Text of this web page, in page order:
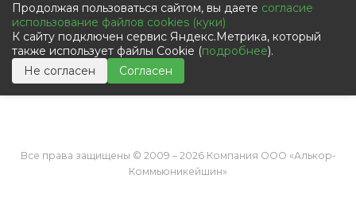
Обработка персональных данных с помощью сервиса
«Яндекс.Метрика»
Политика в отношении обработки персональных данных
Пользовательское соглашение
Согласие на обработку персональных данных
Все права защищены © 2009 – 2026 Компания ООО «Алькор-
Коммьюникейшин»
Продолжая пользоваться сайтом, вы даете согласие
использование файлов cookies (куки)
К сайту подключен сервис Яндекс.Метрика, который
также использует файлы Cookie (подробнее).
Не согласен
Согласен